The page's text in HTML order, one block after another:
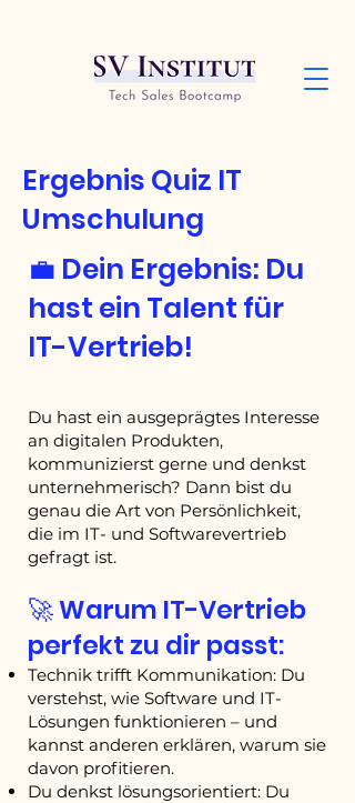
Ergebnis Quiz IT
Umschulung
💼 Dein Ergebnis: Du
hast ein Talent für
IT-Vertrieb!
Du hast ein ausgeprägtes Interesse
an digitalen Produkten,
kommunizierst gerne und denkst
unternehmerisch? Dann bist du
genau die Art von Persönlichkeit,
die im IT- und Softwarevertrieb
gefragt ist.
🚀 Warum IT-Vertrieb
perfekt zu dir passt:
Technik trifft Kommunikation: Du
verstehst, wie Software und IT-
Lösungen funktionieren – und
kannst anderen erklären, warum sie
davon profitieren.
Du denkst lösungsorientiert: Du